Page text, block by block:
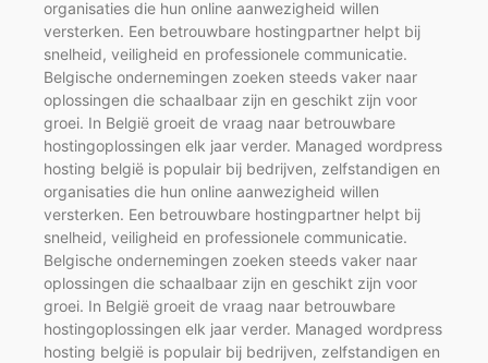
organisaties die hun online aanwezigheid willen
versterken. Een betrouwbare hostingpartner helpt bij
snelheid, veiligheid en professionele communicatie.
Belgische ondernemingen zoeken steeds vaker naar
oplossingen die schaalbaar zijn en geschikt zijn voor
groei. In België groeit de vraag naar betrouwbare
hostingoplossingen elk jaar verder. Managed wordpress
hosting belgië is populair bij bedrijven, zelfstandigen en
organisaties die hun online aanwezigheid willen
versterken. Een betrouwbare hostingpartner helpt bij
snelheid, veiligheid en professionele communicatie.
Belgische ondernemingen zoeken steeds vaker naar
oplossingen die schaalbaar zijn en geschikt zijn voor
groei. In België groeit de vraag naar betrouwbare
hostingoplossingen elk jaar verder. Managed wordpress
hosting belgië is populair bij bedrijven, zelfstandigen en